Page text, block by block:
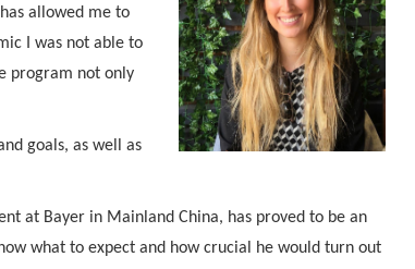
allowed me to
I was not able to
program not only
goals, as well as
at Bayer in Mainland China, has proved to be an
what to expect and how crucial he would turn out